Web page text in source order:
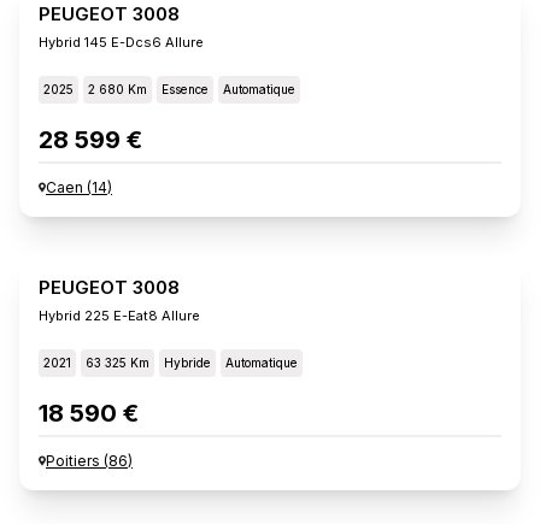
PEUGEOT 3008
Hybrid 145 E-Dcs6 Allure
2025 2 680 Km Essence Automatique
28 599 €
Caen (14)
PEUGEOT 3008
Hybrid 225 E-Eat8 Allure
2021 63 325 Km Hybride Automatique
18 590 €
Poitiers (86)